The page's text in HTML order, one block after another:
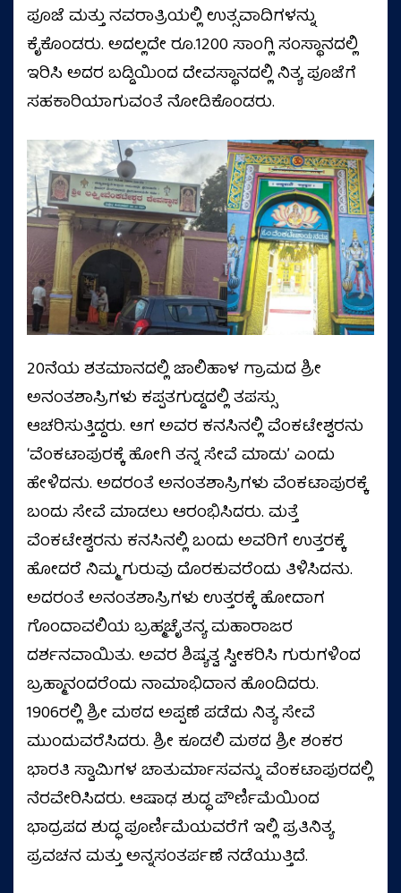
ಪೂಜೆ ಮತ್ತು ನವರಾತ್ರಿಯಲ್ಲಿ ಉತ್ಸವಾದಿಗಳನ್ನು
ಕೈಕೊಂಡರು. ಅದಲ್ಲದೇ ರೂ.1200 ಸಾಂಗ್ಲಿ ಸಂಸ್ಥಾನದಲ್ಲಿ
ಇರಿಸಿ ಅದರ ಬಡ್ಡಿಯಿಂದ ದೇವಸ್ಥಾನದಲ್ಲಿ ನಿತ್ಯ ಪೂಜೆಗೆ
ಸಹಕಾರಿಯಾಗುವಂತೆ ನೋಡಿಕೊಂಡರು.
20ನೆಯ ಶತಮಾನದಲ್ಲಿ ಜಾಲಿಹಾಳ ಗ್ರಾಮದ ಶ್ರೀ
ಅನಂತಶಾಸ್ರಿಗಳು ಕಪ್ಪತಗುಡ್ಡದಲ್ಲಿ ತಪಸ್ಸು
ಆಚರಿಸುತ್ತಿದ್ದರು. ಆಗ ಅವರ ಕನಸಿನಲ್ಲಿ ವೆಂಕಟೇಶ್ವರನು
ʻವೆಂಕಟಾಪುರಕ್ಕೆ ಹೋಗಿ ತನ್ನ ಸೇವೆ ಮಾಡುʼ ಎಂದು
ಹೇಳಿದನು. ಅದರಂತೆ ಅನಂತಶಾಸ್ರಿಗಳು ವೆಂಕಟಾಪುರಕ್ಕೆ
ಬಂದು ಸೇವೆ ಮಾಡಲು ಆರಂಭಿಸಿದರು. ಮತ್ತೆ
ವೆಂಕಟೇಶ್ವರನು ಕನಸಿನಲ್ಲಿ ಬಂದು ಅವರಿಗೆ ಉತ್ತರಕ್ಕೆ
ಹೋದರೆ ನಿಮ್ಮ ಗುರುವು ದೊರಕುವರೆಂದು ತಿಳಿಸಿದನು.
ಅದರಂತೆ ಅನಂತಶಾಸ್ರಿಗಳು ಉತ್ತರಕ್ಕೆ ಹೋದಾಗ
ಗೊಂದಾವಲಿಯ ಬ್ರಹ್ಮಚೈತನ್ಯ ಮಹಾರಾಜರ
ದರ್ಶನವಾಯಿತು. ಅವರ ಶಿಷ್ಯತ್ವ ಸ್ವೀಕರಿಸಿ ಗುರುಗಳಿಂದ
ಬ್ರಹ್ಮಾನಂದರೆಂದು ನಾಮಾಭಿದಾನ ಹೊಂದಿದರು.
1906ರಲ್ಲಿ ಶ್ರೀ ಮಠದ ಅಪ್ಪಣೆ ಪಡೆದು ನಿತ್ಯ ಸೇವೆ
ಮುಂದುವರೆಸಿದರು. ಶ್ರೀ ಕೂಡಲಿ ಮಠದ ಶ್ರೀ ಶಂಕರ
ಭಾರತಿ ಸ್ವಾಮಿಗಳ ಚಾತುರ್ಮಾಸವನ್ನು ವೆಂಕಟಾಪುರದಲ್ಲಿ
ನೆರವೇರಿಸಿದರು. ಆಷಾಢ ಶುದ್ಧ ಪೌರ್ಣಿಮೆಯಿಂದ
ಭಾದ್ರಪದ ಶುದ್ಧ ಪೂರ್ಣಿಮೆಯವರೆಗೆ ಇಲ್ಲಿ ಪ್ರತಿನಿತ್ಯ
ಪ್ರವಚನ ಮತ್ತು ಅನ್ನಸಂತರ್ಪಣೆ ನಡೆಯುತ್ತಿದೆ.